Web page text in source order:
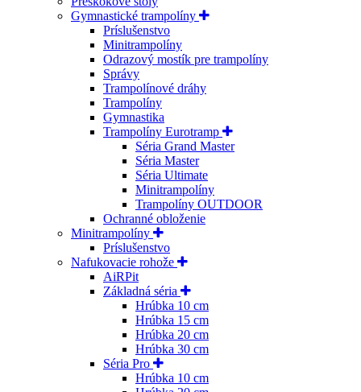
Gymnastické trampolíny
Príslušenstvo
Minitrampolíny
Odrazový mostík pre trampolíny
Správy
Trampolínové dráhy
Trampolíny
Gymnastika
Trampolíny Eurotramp
Séria Grand Master
Séria Master
Séria Ultimate
Minitrampolíny
Trampolíny OUTDOOR
Ochranné obloženie
Minitrampolíny
Príslušenstvo
Nafukovacie rohože
AiRPit
Základná séria
Hrúbka 10 cm
Hrúbka 15 cm
Hrúbka 20 cm
Hrúbka 30 cm
Séria Pro
Hrúbka 10 cm